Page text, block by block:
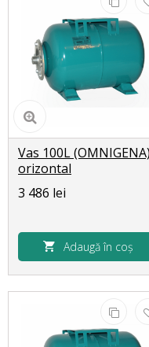
Vas 100L (OMNIGENA)
orizontal
3 486 lei
Adaugă în coș